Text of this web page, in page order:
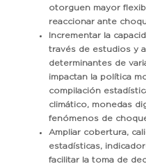
otorguen mayor
reaccionar ante
Incrementar la
través de estudios y
determinantes de
impactan la política
compilación
climático, monedas
fenómenos de
Ampliar cobertura,
estadísticas,
facilitar la toma de